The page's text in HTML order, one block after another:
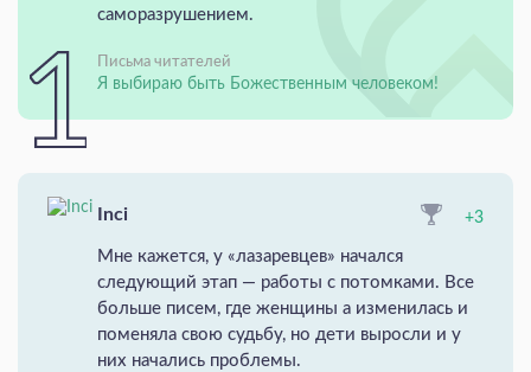
саморазрушением.
Письма читателей
Я выбираю быть Божественным человеком!
Inci +3
Мне кажется, у «лазаревцев» начался
следующий этап — работы с потомками. Все
больше писем, где женщины а изменилась и
поменяла свою судьбу, но дети выросли и у
них начались проблемы.